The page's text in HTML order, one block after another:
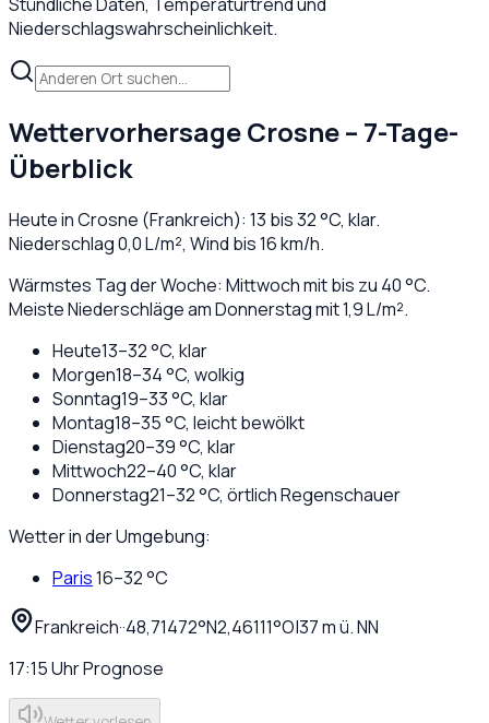
Niederschlagswahrscheinlichkeit.
WettervorhersageCrosne– 7-Tage-
Überblick
Heute inCrosne (Frankreich): 13 bis32°C, klar.
Niederschlag0,0L/m², Wind bis16km/h.
Wärmstes Tag der Woche: Mittwoch mit bis zu 40 °C.
Meiste Niederschläge am Donnerstag mit 1,9 L/m².
Heute13–32°C, klar
Morgen18–34°C, wolkig
Sonntag19–33°C, klar
Montag18–35°C, leicht bewölkt
Dienstag20–39°C, klar
Mittwoch22–40°C, klar
Donnerstag21–32°C, örtlich Regenschauer
Wetter in der Umgebung:
Paris16–32°C
Frankreich··48,71472°N2,46111°O|37m ü. NN
17:15UhrPrognose